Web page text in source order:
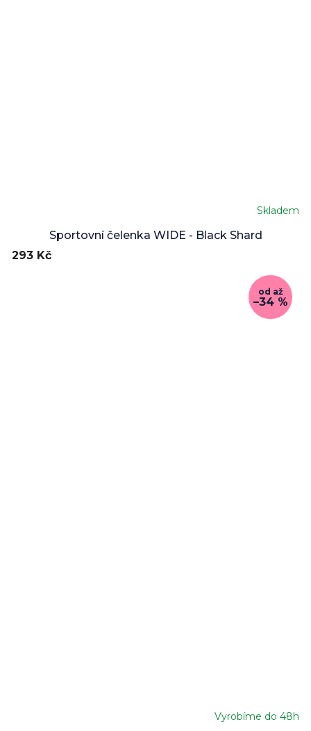
Sportovní čelenka WIDE - Black Shard
Skladem
293 Kč
od až
–34 %
Vyrobíme do 48h